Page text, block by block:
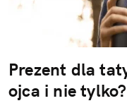
Prezent dla
ojca i nie tylko?